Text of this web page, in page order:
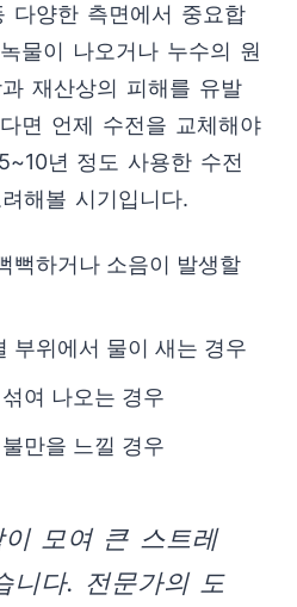
다양한 측면에서 중요합
물이 나오거나 누수의 원
재산상의 피해를 유발
면 언제 수전을 교체해야
년 정도 사용한 수전
해볼 시기입니다.
뻑하거나 소음이 발생할
부위에서 물이 새는 경우
여 나오는 경우
만을 느낄 경우
이 모여 큰 스트레
니다. 전문가의 도